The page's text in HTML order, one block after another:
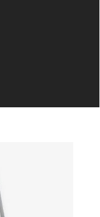
CINNA